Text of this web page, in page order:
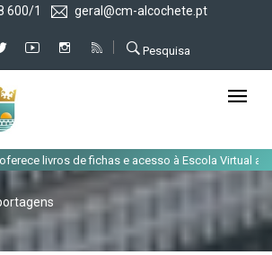
600/1 geral@cm-alcochete.pt
Pesquisa
livros de fichas e acesso à Escola Virtual aos